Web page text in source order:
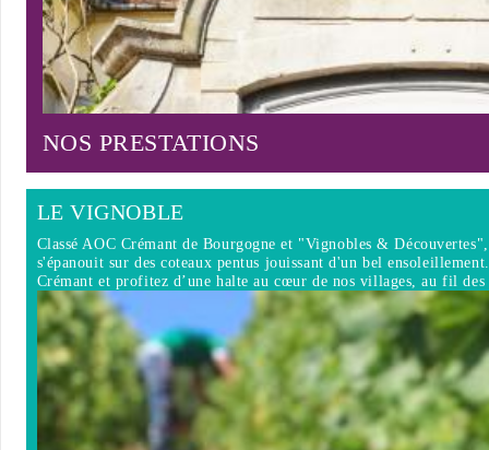
NOS PRESTATIONS
LE VIGNOBLE
Classé AOC Crémant de Bourgogne et "Vignobles &
s'épanouit sur des coteaux pentus jouissant d'un bel
Crémant et profitez d’une halte au cœur de nos villages, au fil